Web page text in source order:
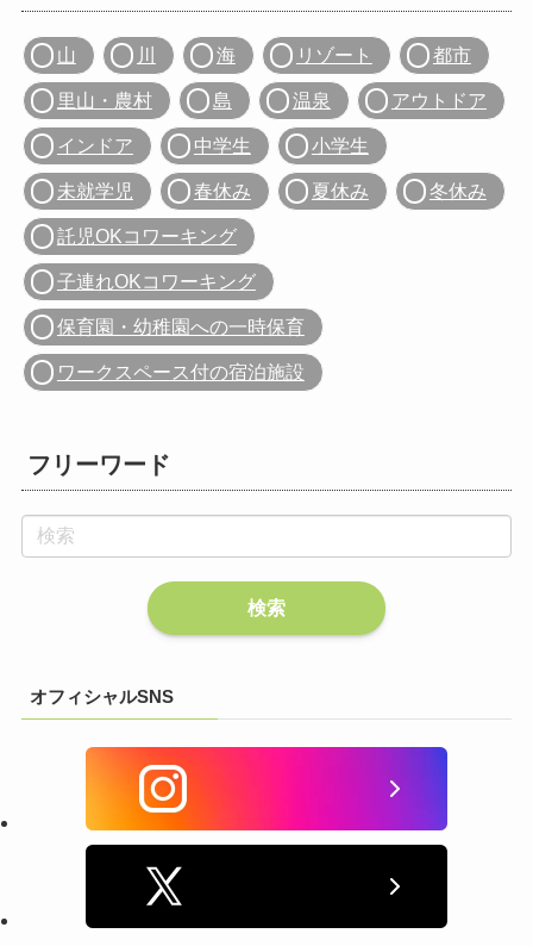
山 川 海 リゾート 都市
里山・農村 島 温泉 アウトドア
インドア 中学生 小学生
未就学児 春休み 夏休み 冬休み
託児OKコワーキング
子連れOKコワーキング
保育園・幼稚園への一時保育
ワークスペース付の宿泊施設
フリーワード
オフィシャルSNS